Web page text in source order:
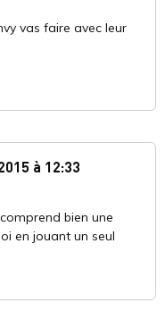
vas faire avec leur
à 12:33
bien une
en jouant un seul